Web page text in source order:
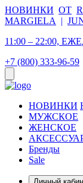
НОВИНКИ ОТ
MARGIELA
|
11:00 – 22:00,
+7 (800) 333-96-59
НОВИНКИ
МУЖСКОЕ
ЖЕНСКОЕ
Бренды
Sale